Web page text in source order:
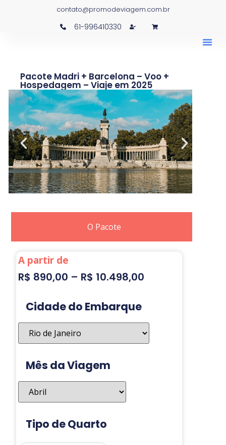
contato@promodeviagem.com.br
61-996410330
Pacote Madri + Barcelona – Voo +
Hospedagem – Viaje em 2025
O Pacote
A partir de
R$ 890,00 – R$ 10.498,00
Cidade do Embarque
Mês da Viagem
Tipo de Quarto